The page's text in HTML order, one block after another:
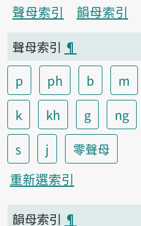
聲母索引
韻母索引
聲母索引 ¶
p
ph b m
k
kh g ng
s
j
零聲母
重新選索引
韻母索引 ¶